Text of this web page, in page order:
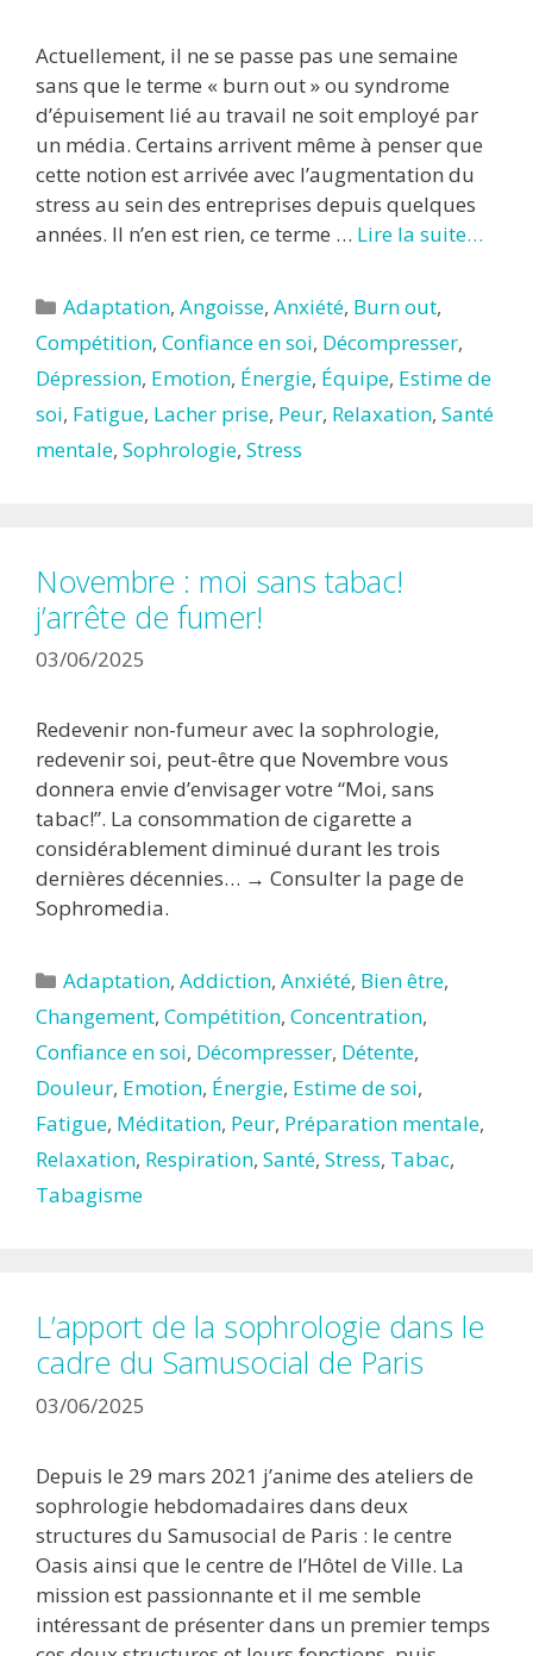
Actuellement, il ne se passe pas une semaine
sans que le terme « burn out » ou syndrome
d’épuisement lié au travail ne soit employé par
un média. Certains arrivent même à penser que
cette notion est arrivée avec l’augmentation du
stress au sein des entreprises depuis quelques
années. Il n’en est rien, ce terme … Lire la suite…
Catégories
Adaptation,Angoisse,Anxiété, Burn out,
Compétition, Confiance en soi, Décompresser,
Dépression, Emotion, Énergie, Équipe, Estime de
soi, Fatigue, Lacher prise, Peur, Relaxation, Santé
mentale, Sophrologie, Stress
Novembre : moi sans tabac!
j’arrête de fumer!
03/06/2025
Redevenir non-fumeur avec la sophrologie,
redevenir soi, peut-être que Novembre vous
donnera envie d’envisager votre “Moi, sans
tabac!”. La consommation de cigarette a
considérablement diminué durant les trois
dernières décennies… → Consulter la page de
Sophromedia.
Catégories
Adaptation,Addiction,Anxiété, Bien être,
Changement, Compétition, Concentration,
Confiance en soi, Décompresser, Détente,
Douleur, Emotion, Énergie, Estime de soi,
Fatigue, Méditation, Peur, Préparation mentale,
Relaxation, Respiration, Santé, Stress, Tabac,
Tabagisme
L’apport de la sophrologie dans le
cadre du Samusocial de Paris
03/06/2025
Depuis le 29 mars 2021 j’anime des ateliers de
sophrologie hebdomadaires dans deux
structures du Samusocial de Paris : le centre
Oasis ainsi que le centre de l’Hôtel de Ville. La
mission est passionnante et il me semble
intéressant de présenter dans un premier temps